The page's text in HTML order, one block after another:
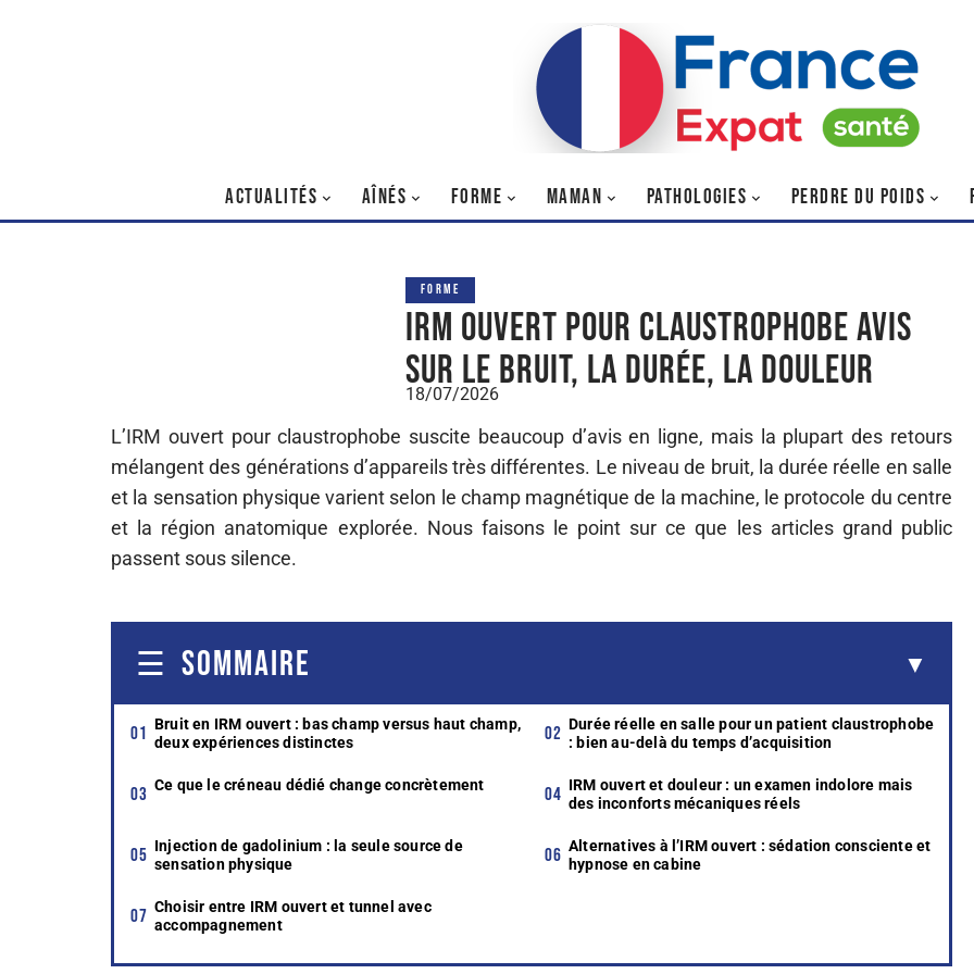
ACTUALITÉS AÎNÉS FORME MAMAN PATHOLOGIES PERDRE DU POIDS
FORME
IRM ouvert pour claustrophobe avis
sur le bruit, la durée, la douleur
18/07/2026
L’IRM ouvert pour claustrophobe suscite beaucoup d’avis en ligne, mais la plupart des retours
mélangent des générations d’appareils très différentes. Le niveau de bruit, la durée réelle en salle
et la sensation physique varient selon le champ magnétique de la machine, le protocole du centre
et la région anatomique explorée. Nous faisons le point sur ce que les articles grand public
passent sous silence.
SOMMAIRE
Bruit en IRM ouvert : bas champ versus haut champ,
deux expériences distinctes
Durée réelle en salle pour un patient claustrophobe
: bien au-delà du temps d’acquisition
Ce que le créneau dédié change concrètement
IRM ouvert et douleur : un examen indolore mais
des inconforts mécaniques réels
Injection de gadolinium : la seule source de
sensation physique
Alternatives à l’IRM ouvert : sédation consciente et
hypnose en cabine
Choisir entre IRM ouvert et tunnel avec
accompagnement